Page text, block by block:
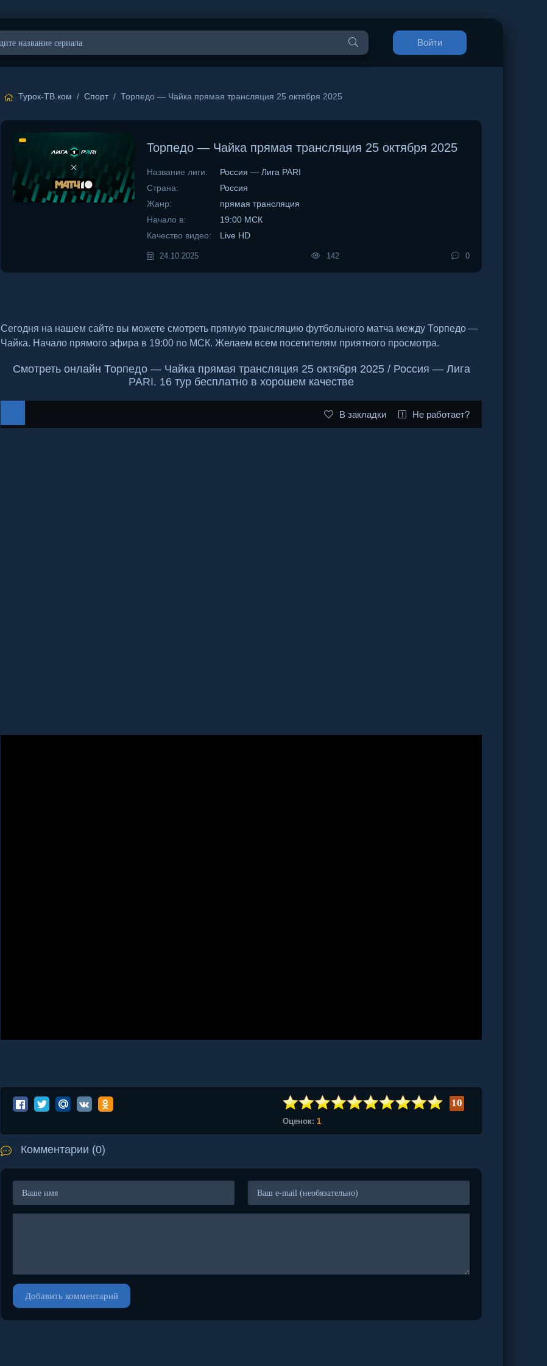
Войти
Турок-ТВ.ком / Спорт/ Торпедо — Чайка прямая трансляция 25 октября 2025
Торпедо — Чайка прямая трансляция 25 октября 2025
Название лиги:
Россия — Лига PARI
Страна:
Россия
Жанр:
прямая трансляция
Начало в:
19:00 МСК
Качество видео:
Live HD
24.10.2025 142 0
Сегодня на нашем сайте вы можете смотреть прямую трансляцию футбольного матча между Торпедо —
Чайка. Начало прямого эфира в 19:00 по МСК. Желаем всем посетителям приятного просмотра.
Смотреть онлайн Торпедо — Чайка прямая трансляция 25 октября 2025 / Россия — Лига
PARI. 16 тур бесплатно в хорошем качестве
В закладки Не работает?
10
Оценок: 1
Комментарии (0)
Добавить комментарий